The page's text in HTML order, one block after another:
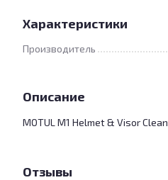
Характеристики
Производитель
Описание
MOTUL M1 Helmet & Visor Clean
Отзывы